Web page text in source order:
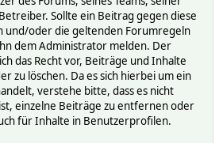
Sollte ein Beitrag gegen diese
und/oder die geltenden Forumregeln
dem Administrator melden. Der
das Recht vor, Beiträge und Inhalte
zu löschen. Da es sich hierbei um ein
verstehe bitte, dass es nicht
einzelne Beiträge zu entfernen oder
für Inhalte in Benutzerprofilen.